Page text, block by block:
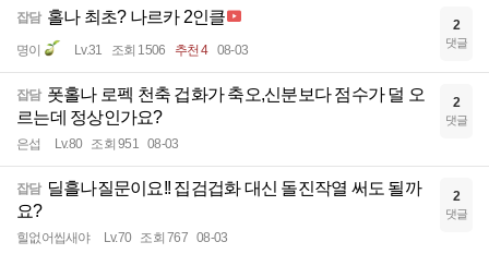
잡담 홀나 최초? 나르카 2인클
명이 Lv.31 조회 1506 추천 4 08-03
2
댓글
잡담 폿홀나 로펙 천축 겁화가 축오,신분보다 점수가 덜 오
르는데 정상인가요?
은섭 Lv.80 조회 951 08-03
2
댓글
잡담 딜흘나질문이요!! 집검겁화 대신 돌진작열 써도 될까
요?
힐없어씹새야 Lv.70 조회 767 08-03
2
댓글